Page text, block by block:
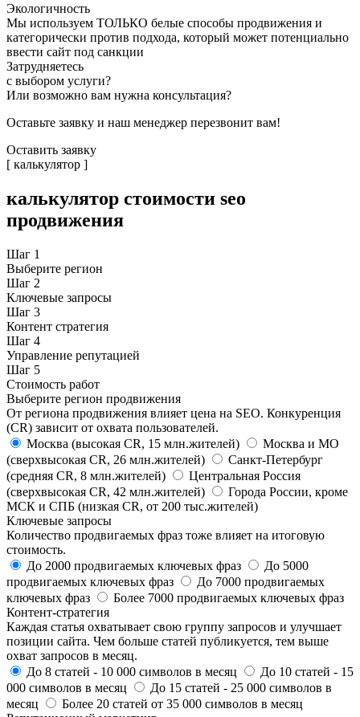
Экологичность
Мы используем ТОЛЬКО белые способы продвижения и
категорически против подхода, который может потенциально
ввести сайт под санкции
Затрудняетесь
с выбором услуги?
Или возможно вам нужна консультация?
Оставьте заявку и наш менеджер перезвонит вам!
Оставить заявку
[ калькулятор ]
калькулятор стоимости seo
продвижения
Шаг 1
Выберите регион
Шаг 2
Ключевые запросы
Шаг 3
Контент стратегия
Шаг 4
Управление репутацией
Шаг 5
Стоимость работ
Выберите регион продвижения
От региона продвижения влияет цена на SEO. Конкуренция
(CR) зависит от охвата пользователей.
Москва (высокая CR, 15 млн.жителей)
Москва и МО
(сверхвысокая CR, 26 млн.жителей)
Санкт-Петербург
(средняя CR, 8 млн.жителей)
Центральная Россия
(сверхвысокая CR, 42 млн.жителей)
Города России, кроме
МСК и СПБ (низкая CR, от 200 тыс.жителей)
Ключевые запросы
Количество продвигаемых фраз тоже влияет на итоговую
стоимость.
До 2000 продвигаемых ключевых фраз
До 5000
продвигаемых ключевых фраз
До 7000 продвигаемых
ключевых фраз
Более 7000 продвигаемых ключевых фраз
Контент-стратегия
Каждая статья охватывает свою группу запросов и улучшает
позиции сайта. Чем больше статей публикуется, тем выше
охват запросов в месяц.
До 8 статей - 10 000 символов в месяц До 10 статей - 15
000 символов в месяц
До 15 статей - 25 000 символов в
месяц
Более 20 статей от 35 000 символов в месяц